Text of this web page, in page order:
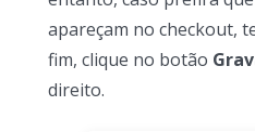
apareçam no checkout,
fim, clique no botão
direito.